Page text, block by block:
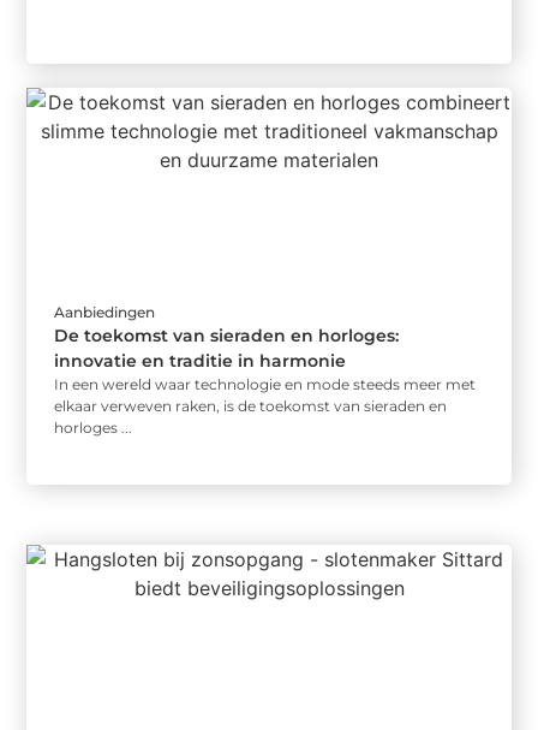
Aanbiedingen
De toekomst van sieraden en horloges:
innovatie en traditie in harmonie
In een wereld waar technologie en mode steeds meer met
elkaar verweven raken, is de toekomst van sieraden en
horloges ...